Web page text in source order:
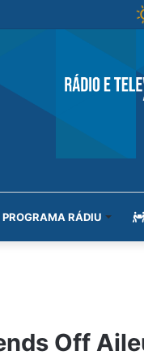
PROGRAMA RÁDIU
Off